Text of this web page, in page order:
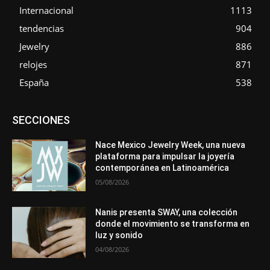
Internacional
1113
tendencias
904
Jewelry
886
relojes
871
España
538
SECCIONESAsociaciones
Entrevistas
Mundo Técnico
Novedades Opiniones
Perspectiva
Premios
Secciones Sin categoría
Sucesos
Más
Nace Mexico Jewelry Week, una nueva
plataforma para impulsar la joyería
contemporánea en Latinoamérica
05/08/2026
Nanis presenta SWAY, una colección
donde el movimiento se transforma en
luz y sonido
04/08/2026